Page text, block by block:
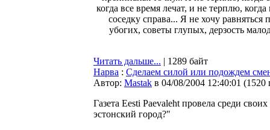
когда все время лечат, и не терплю,
соседку справа... Я не хочу
убогих, советы глупых, дерзость
Читать дальше... | 1289 байт
Нарва : Сделаем силой или подождем
Автор: Мastak в 04/08/2004 12:40:01 (1520
Газета Eesti Paevaleht провела среди
эстонский город?"